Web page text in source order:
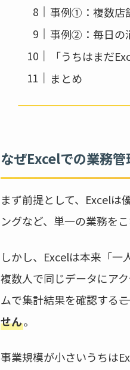
事例①：複数店
事例②：毎日の
「うちはまだ
まとめ
なぜExcelでの業務
まず前提として、Excelは
ングなど、単一の業務を
しかし、Excelは本来「一
複数人で同じデータにア
ムで集計結果を確認する――
せん。
事業規模が小さいうちは